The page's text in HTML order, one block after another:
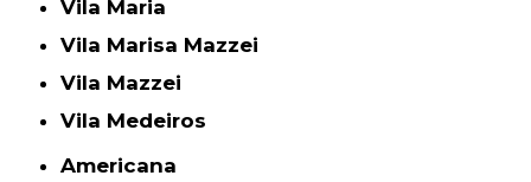
Vila Maria
Vila Marisa Mazzei
Vila Mazzei
Vila Medeiros
Americana